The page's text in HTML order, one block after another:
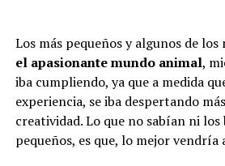
Los más pequeños y algunos de los
el apasionante mundo animal,
iba cumpliendo, ya que a medida
experiencia, se iba despertando
creatividad. Lo que no sabían ni
pequeños, es que, lo mejor vendría